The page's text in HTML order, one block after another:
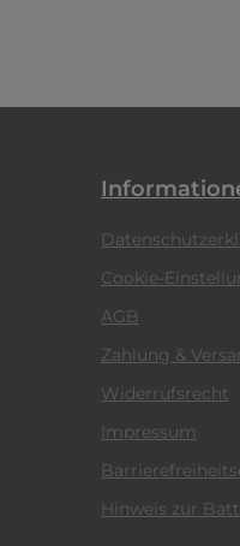
Cookie-
AGB
Zahlung &
Widerrufsrecht
Impressum
Hinweis zur